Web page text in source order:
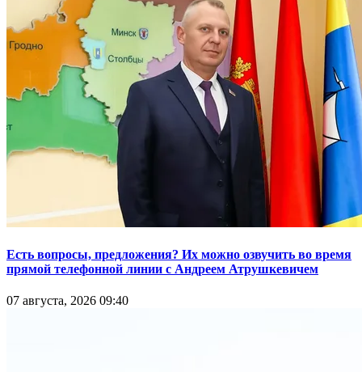
Есть вопросы, предложения? Их можно озвучить во время
прямой телефонной линии с Андреем Атрушкевичем
07 августа, 2026 09:40